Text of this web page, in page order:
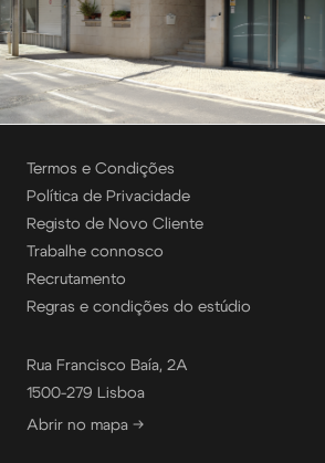
Termos e Condições
Política de Privacidade
Registo de Novo Cliente
Trabalhe connosco
Recrutamento
Regras e condições do estúdio
Rua Francisco Baía, 2A
1500-279 Lisboa
Abrir no mapa →